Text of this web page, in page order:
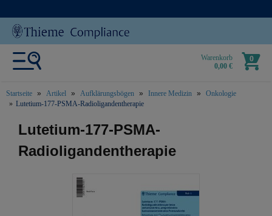
Warenkorb
0,00 €
0
Startseite Artikel Aufklärungsbögen Innere Medizin
Onkologie
Lutetium-177-PSMA-Radioligandentherapie
text.skipToContent
text.skipToNavigation
Lutetium-177-PSMA-
Radioligandentherapie